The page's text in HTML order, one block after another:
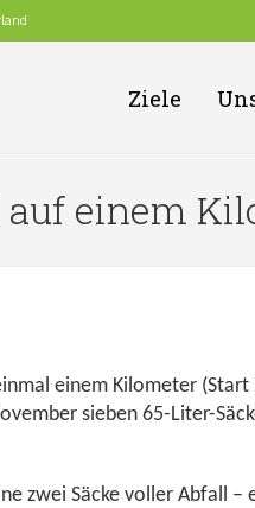
Ziele
einem
einem Kilometer
sieben 65-Liter-
zwei Säcke voller Abfall